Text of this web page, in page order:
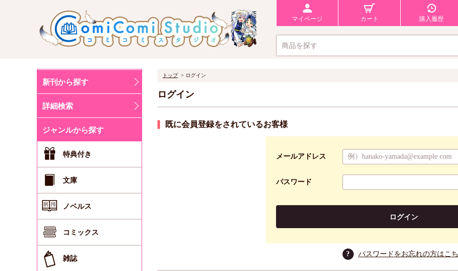
マイページ カート 購入履歴
新刊から探す
詳細検索
ジャンルから探す
特典付き
文庫
ノベルス
コミックス
雑誌
トップ ログイン
ログイン
既に会員登録をされているお客様
メールアドレス
パスワード
ログイン
? パスワードをお忘れの方はこ